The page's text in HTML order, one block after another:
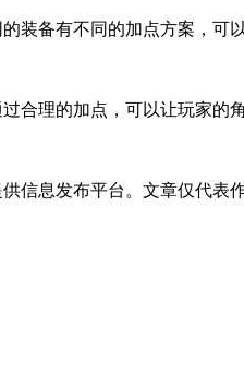
装备有不同的加点方案，可
合理的加点，可以让玩家的
信息发布平台。文章仅代表